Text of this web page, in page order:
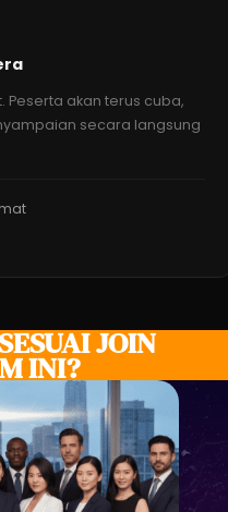
Peserta akan terus cuba,
secara langsung
JOIN
INI?